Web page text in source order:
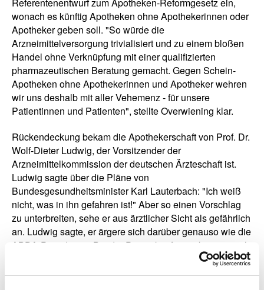
wonach es künftig Apotheken ohne Apothekerinnen oder
Apotheker geben soll. "So würde die
Arzneimittelversorgung trivialisiert und zu einem bloßen
Handel ohne Verknüpfung mit einer qualifizierten
pharmazeutischen Beratung gemacht. Gegen Schein-
Apotheken ohne Apothekerinnen und Apotheker wehren
wir uns deshalb mit aller Vehemenz - für unsere
Patientinnen und Patienten", stellte Overwiening klar.
Rückendeckung bekam die Apothekerschaft von Prof. Dr.
Wolf-Dieter Ludwig, der Vorsitzender der
Arzneimittelkommission der deutschen Ärzteschaft ist.
Ludwig sagte über die Pläne von
Bundesgesundheitsminister Karl Lauterbach: "Ich weiß
nicht, was in ihn gefahren ist!" Aber so einen Vorschlag
zu unterbreiten, sehe er aus ärztlicher Sicht als gefährlich
an. Ludwig sagte, er ärgere sich darüber genauso wie die
ABDA-Präsidentin. Bei der Pressekonferenz kamen auch
die Pflegebevollmächtigte der Bundesregierung Claudia